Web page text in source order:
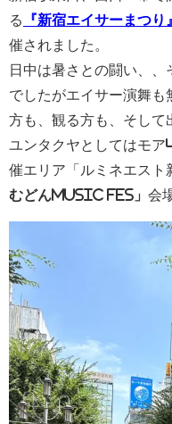
る
『新宿エイサーまつり』
催されました。
日中は暑さとの闘い、
でしたがエイサー演舞も
方も、観る方も、そして
ユンタクヤとしてはモ
催エリア「ルミネエスト
むどんMUSIC FES」 会